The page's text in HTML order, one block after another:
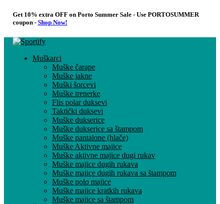
Get 10% extra OFF on Porto Summer Sale - Use PORTOSUMMER
coupon - Shop Now!
Muškarci
Muške čarape
Muške jakne
Muški šorcevi
Muške trenerke
Flis polar duksevi
Taktički duksevi
Muške dukserice
Muške dukserice sa štampom
Muške pantalone (hlače)
Muške Aktivne majice
Muške aktivne majice dugi rukav
Muške majice dugih rukava
Muške majice dugih rukava sa štampom
Muške polo majice
Muške majice kratkih rukava
Muške majice sa štampom